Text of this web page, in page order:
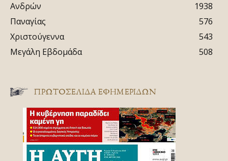
Ανδρών
1938
Παναγίας
576
Χριστούγεννα
543
Μεγάλη Εβδομάδα
508
ΠΡΩΤΟΣΈΛΙΔΑ ΕΦΗΜΕΡΊΔΩΝ